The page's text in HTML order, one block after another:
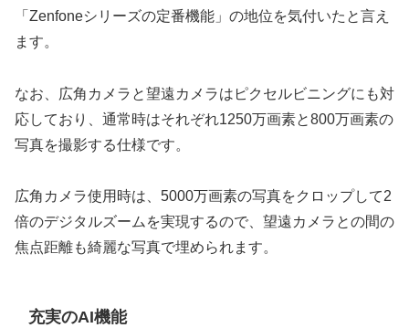
「Zenfoneシリーズの定番機能」の地位を気付いたと言え
ます。
なお、広角カメラと望遠カメラはピクセルビニングにも対
応しており、通常時はそれぞれ1250万画素と800万画素の
写真を撮影する仕様です。
広角カメラ使用時は、5000万画素の写真をクロップして2
倍のデジタルズームを実現するので、望遠カメラとの間の
焦点距離も綺麗な写真で埋められます。
充実のAI機能